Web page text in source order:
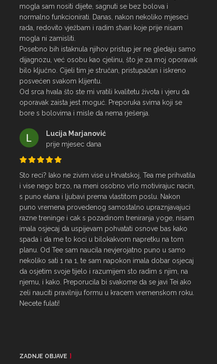
mogla sam nositi dijete, sagnuti se bez bolova i
normalno funkcionirati. Danas, nakon nekoliko mjeseci
rada, redovito vježbam i radim stvari koje prije nisam
mogla ni zamisliti.
Posebno bih istaknula njihov pristup jer ne gledaju samo
dijagnozu, već osobu kao cjelinu, što je za moj oporavak
bilo ključno. Cijeli tim je stručan, pristupačan i iskreno
posvećen svakom klijentu.
Od srca hvala što ste mi vratili kvalitetu života i vjeru da
oporavak zaista jest moguć. Preporuka svima koji se
bore s bolovima i misle da nema rješenja.
Lucija Marjanović
prije mjesec dana
Sto reci? Iako ne zivim vise u Hrvatskoj, Tea me prihvatila
i vise nego brzo, na meni osobno vrlo motivirajuc nacin,
s puno elana i ljubavi prema vlastitom poslu. Nakon
puno vremena provedenog samostalno upraznjavajuci
razne treninge i cak s pozadinom treniranja yoge, nisam
imala osjecaj da uspijevam pohvatati osnove bas kako
spada i da me to koci u bilokakvom napretku na tom
planu. Od Tee sam naucila nevjerojatno puno u samo
nekoliko sati 1 na 1, te sam napokon imala dobar osjecaj
da osjetim svoje tijelo i razumijem sto radim s njim, na
njemu, i kako. Preporucila bi svakome da se javi Tei ako
zeli nauciti pravilniju formu u kracem vremenskom roku.
Necete fulati!
ZADNJE OBJAVE